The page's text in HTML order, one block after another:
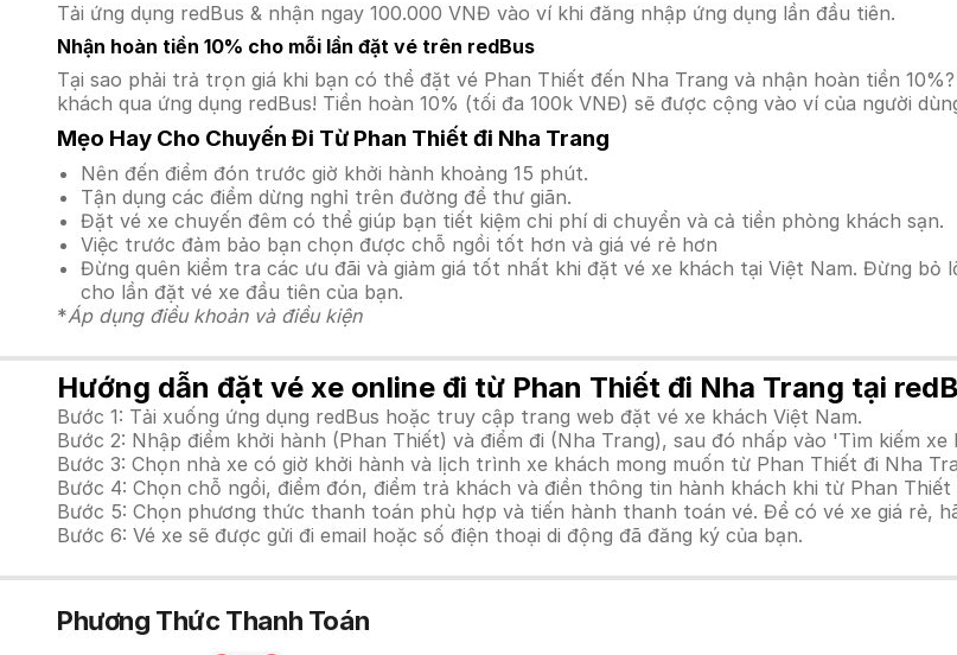
Tải ứng dụng redBus & nhận ngay 100.000 VNĐ vào ví khi đăng nhập ứng dụng lần đầu tiên.
Nhận hoàn tiền 10% cho mỗi lần đặt vé trên redBus
Tại sao phải trả trọn giá khi bạn có thể đặt vé Phan Thiết đến Nha Trang và nhận hoàn tiền
khách qua ứng dụng redBus! Tiền hoàn 10% (tối đa 100k VNĐ) sẽ được cộng vào ví của người
Mẹo Hay Cho Chuyến Đi Từ Phan Thiết đi Nha Trang
Nên đến điểm đón trước giờ khởi hành khoảng 15 phút.
Tận dụng các điểm dừng nghỉ trên đường để thư giãn.
Đặt vé xe chuyến đêm có thể giúp bạn tiết kiệm chi phí di chuyển và cả tiền phòng khách sạn.
Việc trước đảm bảo bạn chọn được chỗ ngồi tốt hơn và giá vé rẻ hơn
Đừng quên kiểm tra các ưu đãi và giảm giá tốt nhất khi đặt vé xe khách tại Việt Nam. Đừng bỏ
cho lần đặt vé xe đầu tiên của bạn.
*Áp dụng điều khoản và điều kiện
Hướng dẫn đặt vé xe online đi từ Phan Thiết đi Nha Trang tại
Bước 1: Tải xuống ứng dụng redBus hoặc truy cập trang web đặt vé xe khách Việt Nam.
Bước 2: Nhập điểm khởi hành (Phan Thiết) và điểm đi (Nha Trang), sau đó nhấp vào 'Tìm kiếm xe
Bước 3: Chọn nhà xe có giờ khởi hành và lịch trình xe khách mong muốn từ Phan Thiết đi Nha
Bước 4: Chọn chỗ ngồi, điểm đón, điểm trả khách và điền thông tin hành khách khi từ Phan Thiết
Bước 5: Chọn phương thức thanh toán phù hợp và tiến hành thanh toán vé. Để có vé xe giá rẻ,
Bước 6: Vé xe sẽ được gửi đi email hoặc số điện thoại di động đã đăng ký của bạn.
Phương Thức Thanh Toán